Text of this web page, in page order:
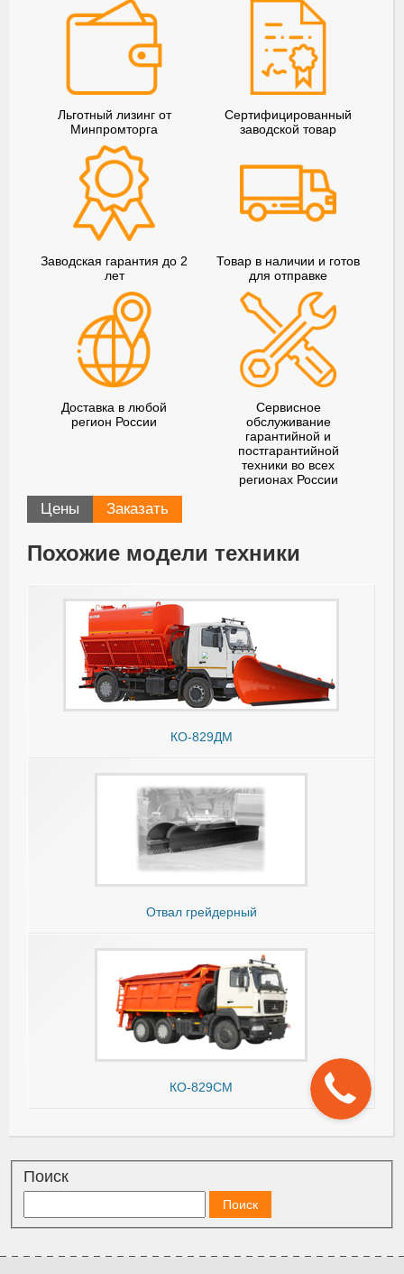
Льготный лизинг от
Минпромторга
Сертифицированный
заводской товар
Заводская гарантия до 2
лет
Товар в наличии и готов
для отправке
Доставка в любой
регион России
Сервисное
обслуживание
гарантийной и
постгарантийной
техники во всех
регионах России
Цены Заказать
Похожие модели техники
КО-829ДМ
Отвал грейдерный
КО-829СМ
Поиск